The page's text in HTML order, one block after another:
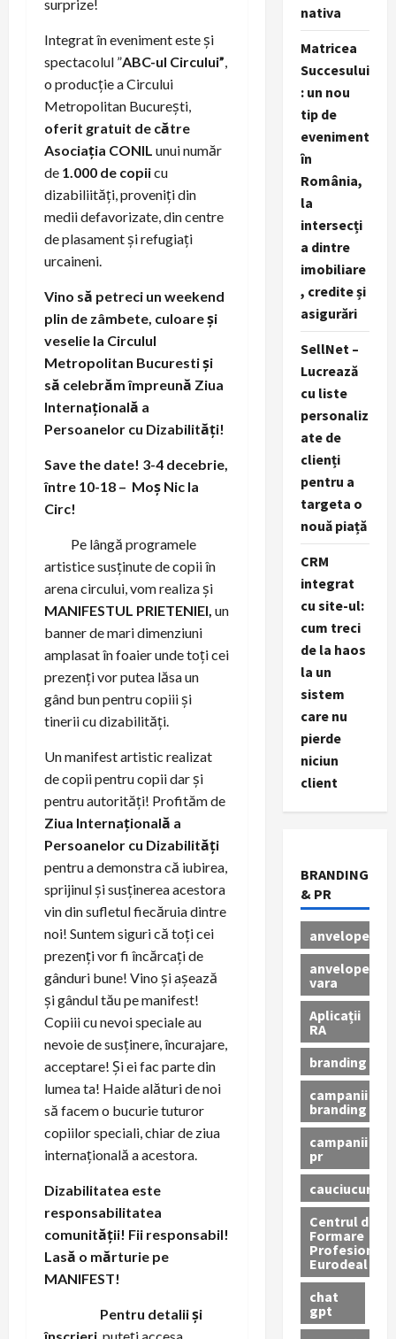
surprize!
Integrat în eveniment este și
spectacolul ”ABC-ul Circului”,
o producție a Circului
Metropolitan București,
oferit gratuit de către
Asociația CONIL unui număr
de 1.000 de copiicu
dizabiliități, proveniți din
medii defavorizate, din centre
de plasament și refugiați
urcaineni.
Vino să petreci un weekend
plin de zâmbete, culoare și
veselie la Circulul
Metropolitan Bucuresti și
să celebrăm împreună Ziua
Internațională a
Persoanelor cu Dizabilități!
Save the date! 3-4 decebrie,
între 10-18 – Moș Nic la
Circ!
Pe lângă programele
artistice susținute de copii în
arena circului, vom realiza și
MANIFESTUL PRIETENIEI, un
banner de mari dimenziuni
amplasat în foaier unde toți cei
prezenți vor putea lăsa un
gând bun pentru copiii și
tinerii cu dizabilități.
Un manifest artistic realizat
de copii pentru copii dar și
pentru autorități! Profităm de
Ziua Internațională a
Persoanelor cu Dizabilități
pentru a demonstra că iubirea,
sprijinul și susținerea acestora
vin din sufletul fiecăruia dintre
noi! Suntem siguri că toți cei
prezenți vor fi încărcați de
gânduri bune! Vino și așează
și gândul tău pe manifest!
Copiii cu nevoi speciale au
nevoie de susținere, încurajare,
acceptare! Și ei fac parte din
lumea ta! Haide alături de noi
să facem o bucurie tuturor
copiilor speciali, chiar de ziua
internațională a acestora.
Dizabilitatea este
responsabilitatea
comunității! Fii responsabil!
Lasă o mărturie pe
MANIFEST!
Pentru detalii și
nativa
Matricea
Succesului
: un nou
tip de
eveniment
în
România,
la
intersecți
a dintre
imobiliare
, credite și
asigurări
SellNet –
Lucrează
cu liste
personaliz
ate de
clienți
pentru a
targeta o
nouă piață
CRM
integrat
cu site-ul:
cum treci
de la haos
la un
sistem
care nu
pierde
niciun
client
BRANDING
& PR
anvelope
anvelope
vara
Aplicații
RA
branding
campanii
branding
campanii
pr
cauciucuri
Centrul de
Formare
Profesionala
Eurodeal
chat
gpt